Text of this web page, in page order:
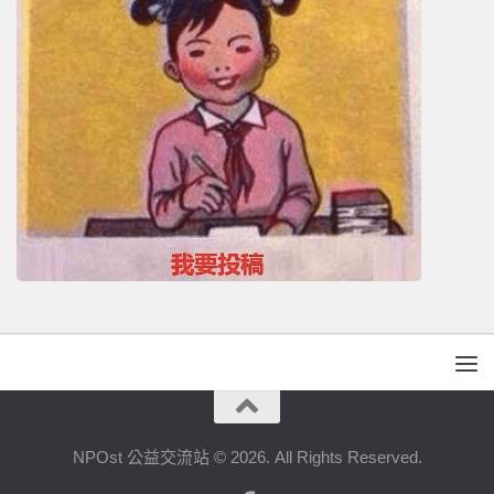
NPOst 公益交流站 © 2026. All Rights Reserved.